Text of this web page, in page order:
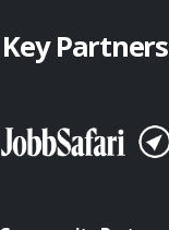
Key Partners